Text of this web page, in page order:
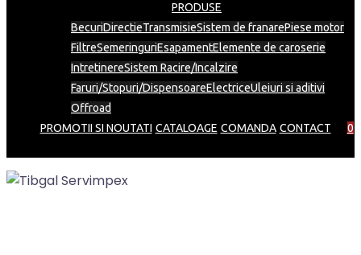
PRODUSE
BecuriDirectieTransmisieSistem de franarePiese motor
FiltreSemeringuriEsapamentElemente de caroserie
IntretinereSistem Racire/Incalzire
Faruri/Stopuri/DispensoareElectriceUleiuri si aditivi
Offroad
PROMOTII SI NOUTATI CATALOAGE COMANDA CONTACT 0